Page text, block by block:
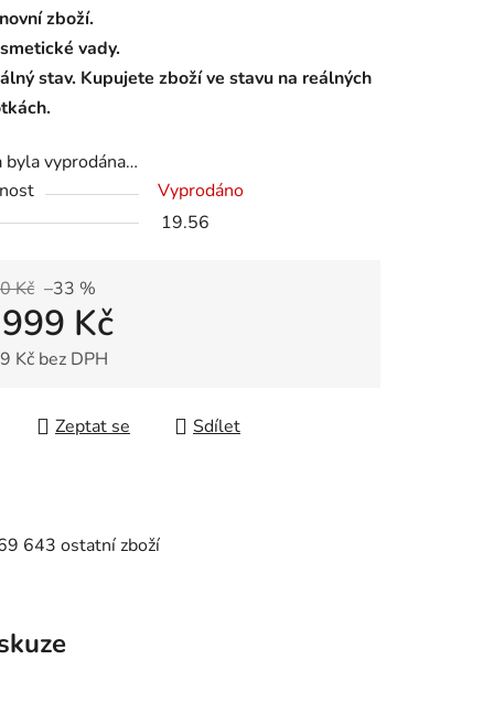
zboží.
vady.
stav. Kupujete zboží ve stavu na reálných
byla vyprodána…
Vyprodáno
19.56
Kč –33 %
Kč
Kč bez DPH
Zeptat se
Sdílet
643 ostatní zboží